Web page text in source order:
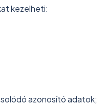
kezelheti:
azonosító adatok;